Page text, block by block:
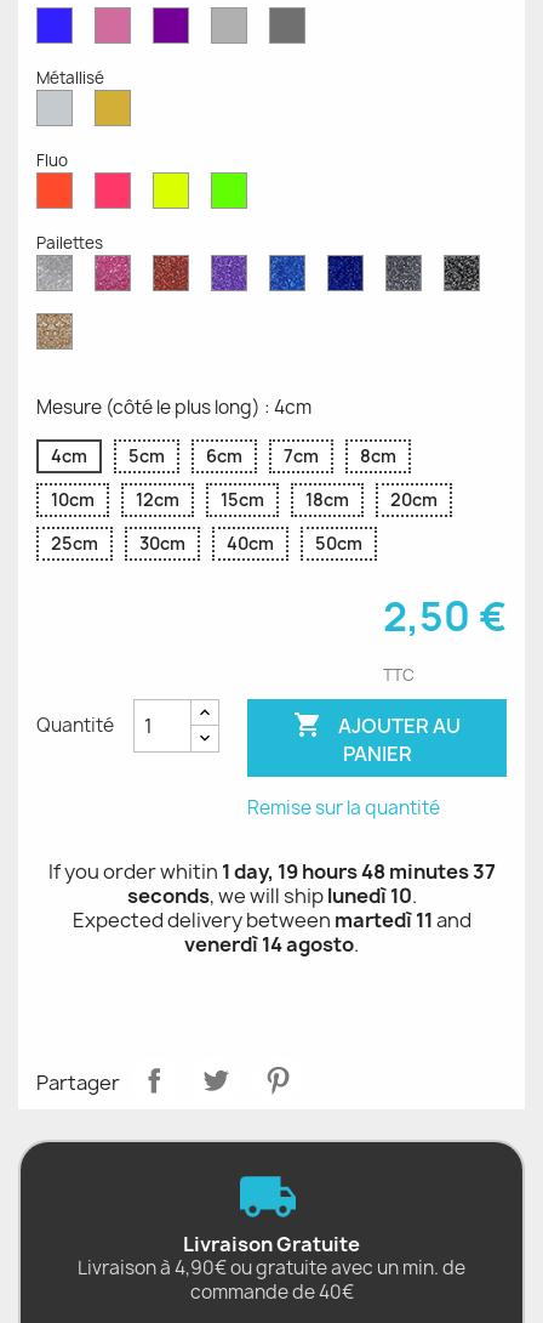
Mat
Mat
Mat
Clair
Foncé
Métallisé
MétalliséMétallique
Fluo
Fluo
Fluo
Fluo
Fluo
Pailettes
Diamant
Scintillant
Paillettes
Roses
Paillettes
Rouges
Paillettes
Violettes
Saphir
Bleu
Paillettes
Bleu
Gris
PailletéNoires
Paillettes
d'Or
Mesure (côté le plus long) : 4cm
4cm 5cm 6cm 7cm
8cm
10cm
12cm 15cm 18cm
20cm
25cm
30cm 40cm 50cm
2,50 €
TTC
Quantité 
AJOUTER AU
PANIER
Remise sur la quantité
If you order whitin 1 day, 19 hours 48 minutes 37
seconds, we will shiplunedì 10.
Expected delivery between martedì 11and
venerdì 14 agosto.
Partager
Livraison Gratuite
Livraison à 4,90€ ou gratuite avec un min. de
commande de 40€